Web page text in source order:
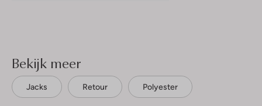
Bekijk meer
Jacks Retour Polyester